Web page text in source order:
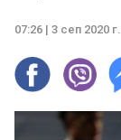
07:26 | 3 сеп 2020 г.